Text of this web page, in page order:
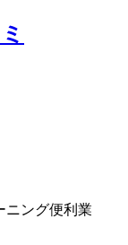
ニング便利業